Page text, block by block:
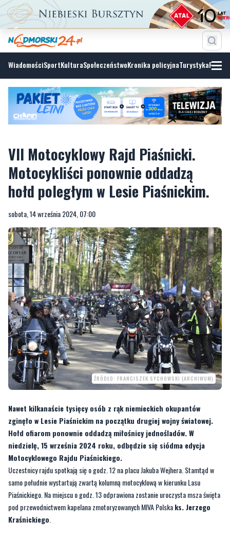
WiadomościSportKulturaSpołeczeństwoKronika policyjnaTurystyka
VII Motocyklowy Rajd Piaśnicki.
hołd poległym w Lesie Piaśnickim.
sobota, 14 września 2024, 07:00
ŹRÓDŁO: FRANCISZEK SYCHOWSKI (ARCHIWUM)
Nawet kilkanaście tysięcy osób z rąk niemieckich okupantów
zginęło w Lesie Piaśnickim na początku drugiej wojny światowej.
niedzielę, 15 września 2024 roku, odbędzie się siódma edycja
Motocyklowego Rajdu Piaśnickiego.
Uczestnicy rajdu spotkają się o godz. 12 na placu Jakuba Wejhera. Stamtąd w
samo południe wystartują zwartą kolumną motocyklową w kierunku Lasu
Piaśnickiego. Na miejscu o godz. 13 odprawiona zostanie uroczysta msza święta
pod przewodnictwem kapelana zmotoryzowanych MIVA Polskaks. Jerzego
Kraśnickiego.